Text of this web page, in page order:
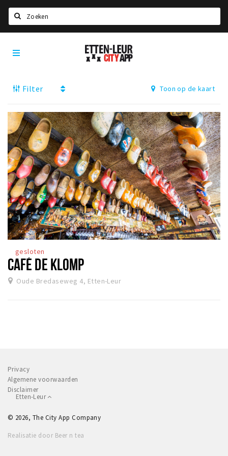
Home
Deals
Nieuws, interviews & blogs
Eten
Drinken
Slapen
Recreatief
Winkels
Winkelgebieden
Parkeren
Bezienswaardigheden
Baroniepoorten
Sport
Etten-
Leur
Filter
Toon op de kaart
gesloten
CAFÉ DE KLOMP
Oude Bredaseweg 4, Etten-Leur
Privacy
Algemene voorwaarden
Disclaimer
Etten-Leur
© 2026, The City App Company
Realisatie door Beer n tea